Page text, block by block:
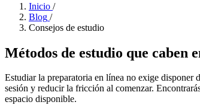
Inicio /
Blog /
Consejos de estudio
Métodos de estudio que caben
Estudiar la preparatoria en línea no exige disponer
sesión y reducir la fricción al comenzar.
espacio disponible.